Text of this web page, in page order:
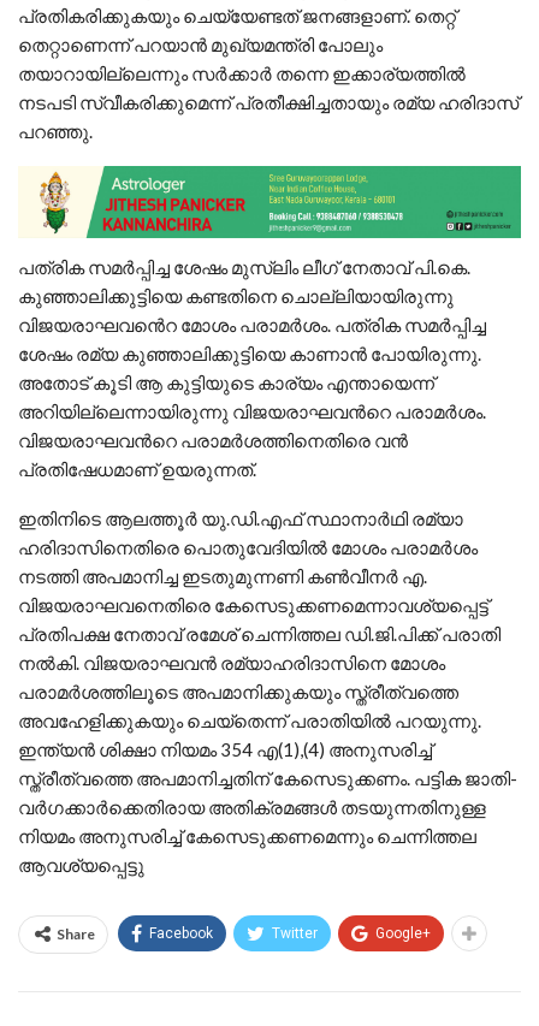
പ്രതികരിക്കുകയും ചെയ്യേണ്ടത് ജനങ്ങളാണ്. തെറ്റ്
തെറ്റാണെന്ന് പറയാൻ മുഖ്യമന്ത്രി പോലും
തയാറായില്ലെന്നും സർക്കാർ തന്നെ ഇക്കാര്യത്തിൽ
നടപടി സ്വീകരിക്കുമെന്ന് പ്രതീക്ഷിച്ചതായും രമ്യ ഹരിദാസ്
പറഞ്ഞു.
പത്രിക സമർപ്പിച്ച ശേഷം മുസ്ലിം ലീഗ് നേതാവ് പി.കെ.
കുഞ്ഞാലിക്കുട്ടിയെ കണ്ടതിനെ ചൊല്ലിയായിരുന്നു
വിജയരാഘവൻെറ മോശം പരാമർശം. പത്രിക സമർപ്പിച്ച
ശേഷം രമ്യ കുഞ്ഞാലിക്കുട്ടിയെ കാണാൻ പോയിരുന്നു.
അതോട് കൂടി ആ കുട്ടിയുടെ കാര്യം എന്തായെന്ന്
അറിയില്ലെന്നായിരുന്നു വിജയരാഘവന്‍റെ പരാമർശം.
വിജയരാഘവന്‍റെ പരാമർശത്തിനെതിരെ വൻ
പ്രതിഷേധമാണ് ഉയരുന്നത്.
ഇതിനിടെ ആലത്തൂര്‍ യു.ഡി.എഫ് സ്ഥാനാര്‍ഥി രമ്യാ
ഹരിദാസിനെതിരെ പൊതുവേദിയില്‍ മോശം പരാമര്‍ശം
നടത്തി അപമാനിച്ച ഇടതുമുന്നണി കണ്‍വീനര്‍ എ.
വിജയരാഘവനെതിരെ കേസെടുക്കണമെന്നാവശ്യപ്പെട്ട്
പ്രതിപക്ഷ നേതാവ് രമേശ് ചെന്നിത്തല ഡി.ജി.പിക്ക് പരാതി
നല്‍കി. വിജയരാഘവന്‍ രമ്യാഹരിദാസിനെ മോശം
പരാമര്‍ശത്തിലൂടെ അപമാനിക്കുകയും സ്ത്രീത്വത്തെ
അവഹേളിക്കുകയും ചെയ്തെന്ന് പരാതിയില്‍ പറയുന്നു.
ഇന്ത്യന്‍ ശിക്ഷാ നിയമം 354 എ(1),(4) അനുസരിച്ച്
സ്ത്രീത്വത്തെ അപമാനിച്ചതിന് കേസെടുക്കണം. പട്ടിക ജാതി-
വര്‍ഗക്കാര്‍ക്കെതിരായ അതിക്രമങ്ങള്‍ തടയുന്നതിനുള്ള
നിയമം അനുസരിച്ച് കേസെടുക്കണമെന്നും ചെന്നിത്തല
ആവശ്യപ്പെട്ടു
Share Facebook Twitter Google+